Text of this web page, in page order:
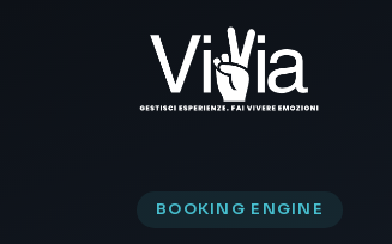
BOOKING ENGINE